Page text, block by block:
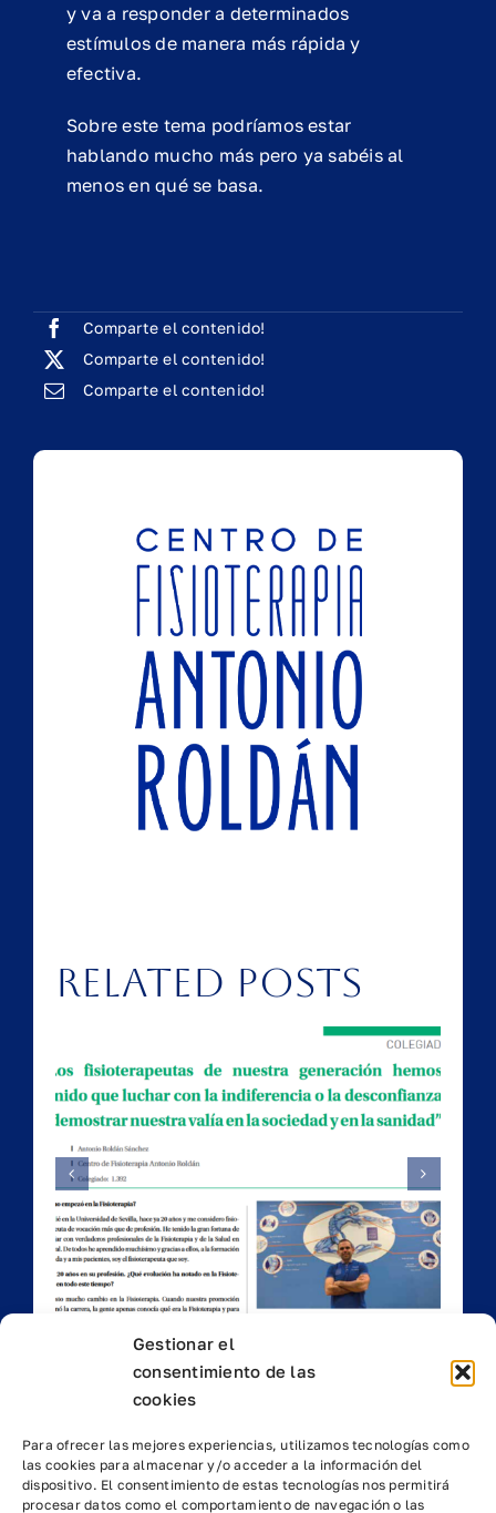
Gestionar el
consentimiento de las
cookies
Para ofrecer las mejores experiencias, utilizamos tecnologías como
las cookies para almacenar y/o acceder a la información del
dispositivo. El consentimiento de estas tecnologías nos permitirá
procesar datos como el comportamiento de navegación o las
Related Posts
Falsos Cólicos
y va a responder a determinados
estímulos de manera más rápida y
efectiva.
Sobre este tema podríamos estar
hablando mucho más pero ya sabéis al
menos en qué se basa.
Comparte el contenido!
Comparte el contenido!
Comparte el contenido!